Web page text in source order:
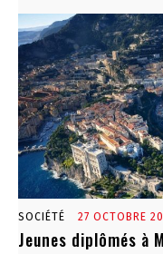
SOCIÉTÉ 27 OCTOBRE
Jeunes diplômés à